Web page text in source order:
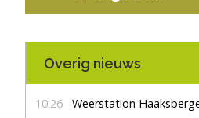
Overig nieuws
10:26 Weerstation Haaksbergen: